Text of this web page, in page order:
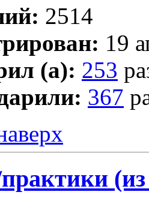
2514
19
(а): 253
367